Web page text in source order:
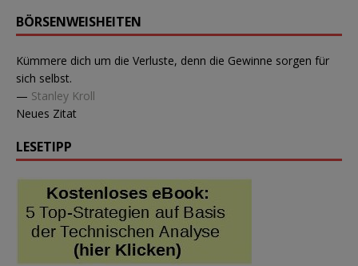
BÖRSENWEISHEITEN
Kümmere dich um die Verluste, denn die Gewinne sorgen für
sich selbst.
— Stanley Kroll
Neues Zitat
LESETIPP